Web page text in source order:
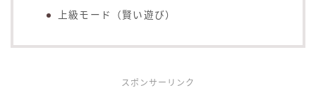
上級モード（賢い遊び）
スポンサーリンク